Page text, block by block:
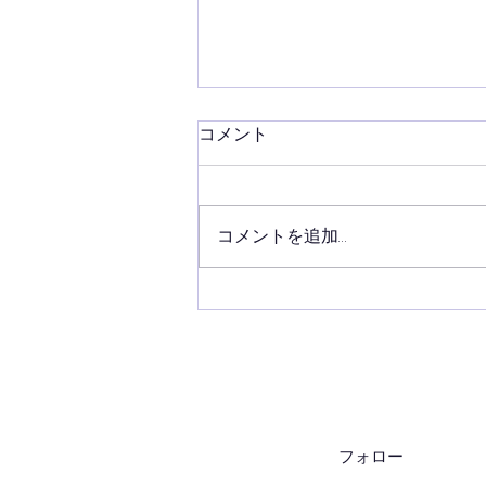
８月最初の稽古
コメント
コメントを追加…
フォロー